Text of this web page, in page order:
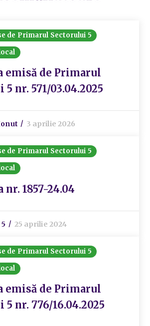
de Primarul Sectorului 5
emisă de Primarul
nr. 571/03.04.2025
3 aprilie 2026
de Primarul Sectorului 5
1857-24.04
25 aprilie 2024
de Primarul Sectorului 5
emisă de Primarul
nr. 776/16.04.2025